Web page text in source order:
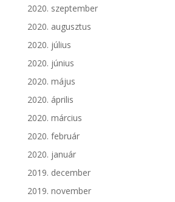
2020. szeptember
2020. augusztus
2020. július
2020. június
2020. május
2020. április
2020. március
2020. február
2020. január
2019. december
2019. november